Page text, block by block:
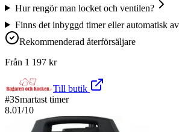
Hur rengör man locket och ventilen?
Finns det inbyggd timer eller automatisk
Rekommenderad återförsäljare
Från 1 197 kr
Till butik
#3Smartast timer
8.01/10